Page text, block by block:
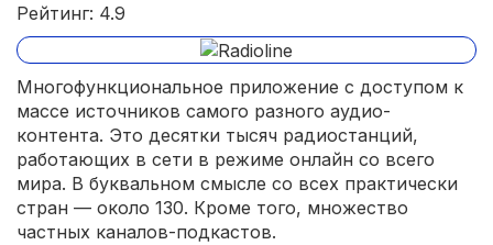
Рейтинг: 4.9
Многофункциональное приложение с доступом к
массе источников самого разного аудио-
контента. Это десятки тысяч радиостанций,
работающих в сети в режиме онлайн со всего
мира. В буквальном смысле со всех практически
стран — около 130. Кроме того, множество
частных каналов-подкастов.